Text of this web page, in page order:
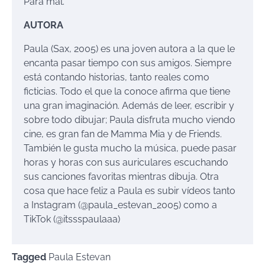
AUTORA
Paula (Sax, 2005) es una joven autora a la que le
encanta pasar tiempo con sus amigos. Siempre
está contando historias, tanto reales como
ficticias. Todo el que la conoce afirma que tiene
una gran imaginación. Además de leer, escribir y
sobre todo dibujar; Paula disfruta mucho viendo
cine, es gran fan de Mamma Mia y de Friends.
También le gusta mucho la música, puede pasar
horas y horas con sus auriculares escuchando
sus canciones favoritas mientras dibuja. Otra
cosa que hace feliz a Paula es subir vídeos tanto
a Instagram (@paula_estevan_2005) como a
TikTok (@itssspaulaaa)
Tagged Paula Estevan